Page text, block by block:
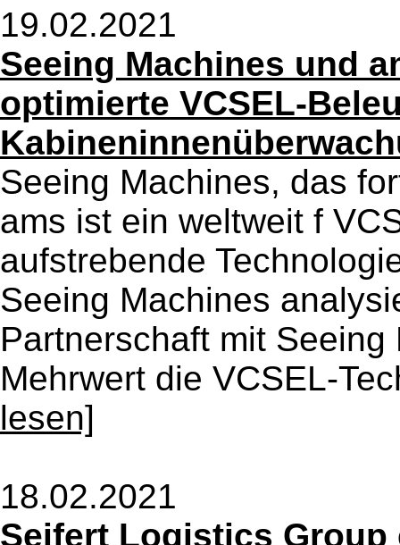
19.02.2021
Seeing Machines und
optimierte VCSEL-
Seeing Machines, das
ams ist ein weltweit f
aufstrebende
Seeing Machines
Partnerschaft mit
Mehrwert die VCSEL-
lesen]
18.02.2021
Seifert Logistics